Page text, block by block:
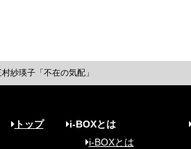
紗瑛子「不在の気配」
トップ
i-BOXとは
i-BOXとは